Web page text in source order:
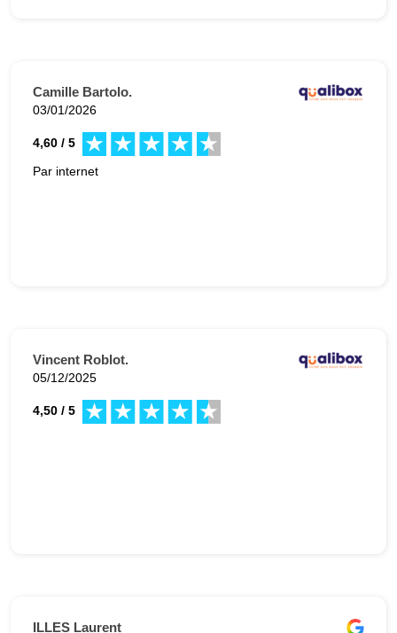
Camille Bartolo.
03/01/2026
4,60 / 5
Par internet
Vincent Roblot.
05/12/2025
4,50 / 5
ILLES Laurent